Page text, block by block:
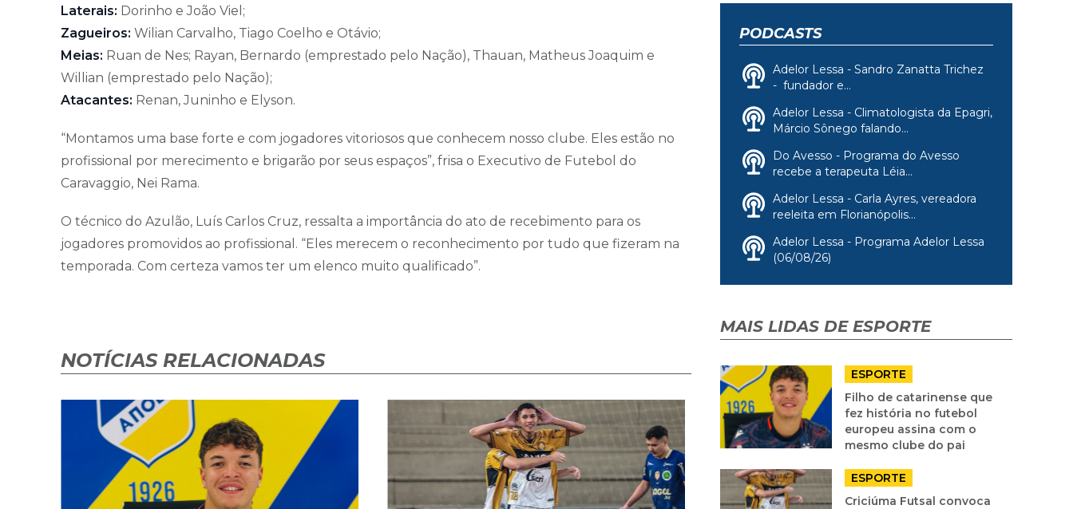
Laterais: Dorinho e João Viel;
Zagueiros: Wilian Carvalho, Tiago Coelho e Otávio;
Meias: Ruan de Nes; Rayan, Bernardo (emprestado pelo Nação), Thauan, Matheus Joaquim e
Willian (emprestado pelo Nação);
Atacantes: Renan, Juninho e Elyson.
“Montamos uma base forte e com jogadores vitoriosos que conhecem nosso clube. Eles estão no
profissional por merecimento e brigarão por seus espaços”, frisa o Executivo de Futebol do
Caravaggio, Nei Rama.
O técnico do Azulão, Luís Carlos Cruz, ressalta a importância do ato de recebimento para os
jogadores promovidos ao profissional. “Eles merecem o reconhecimento por tudo que fizeram na
temporada. Com certeza vamos ter um elenco muito qualificado”.
NOTÍCIAS RELACIONADAS
PODCASTS
Adelor Lessa - Sandro Zanatta Trichez
- fundador e...
Adelor Lessa - Climatologista da Epagri,
Márcio Sônego falando...
Do Avesso - Programa do Avesso
recebe a terapeuta Léia...
Adelor Lessa - Carla Ayres, vereadora
reeleita em Florianópolis...
Adelor Lessa - Programa Adelor Lessa
(06/08/26)
MAIS LIDAS DE ESPORTE
ESPORTE
Filho de catarinense que
fez história no futebol
europeu assina com o
mesmo clube do pai
ESPORTE
Criciúma Futsal convoca